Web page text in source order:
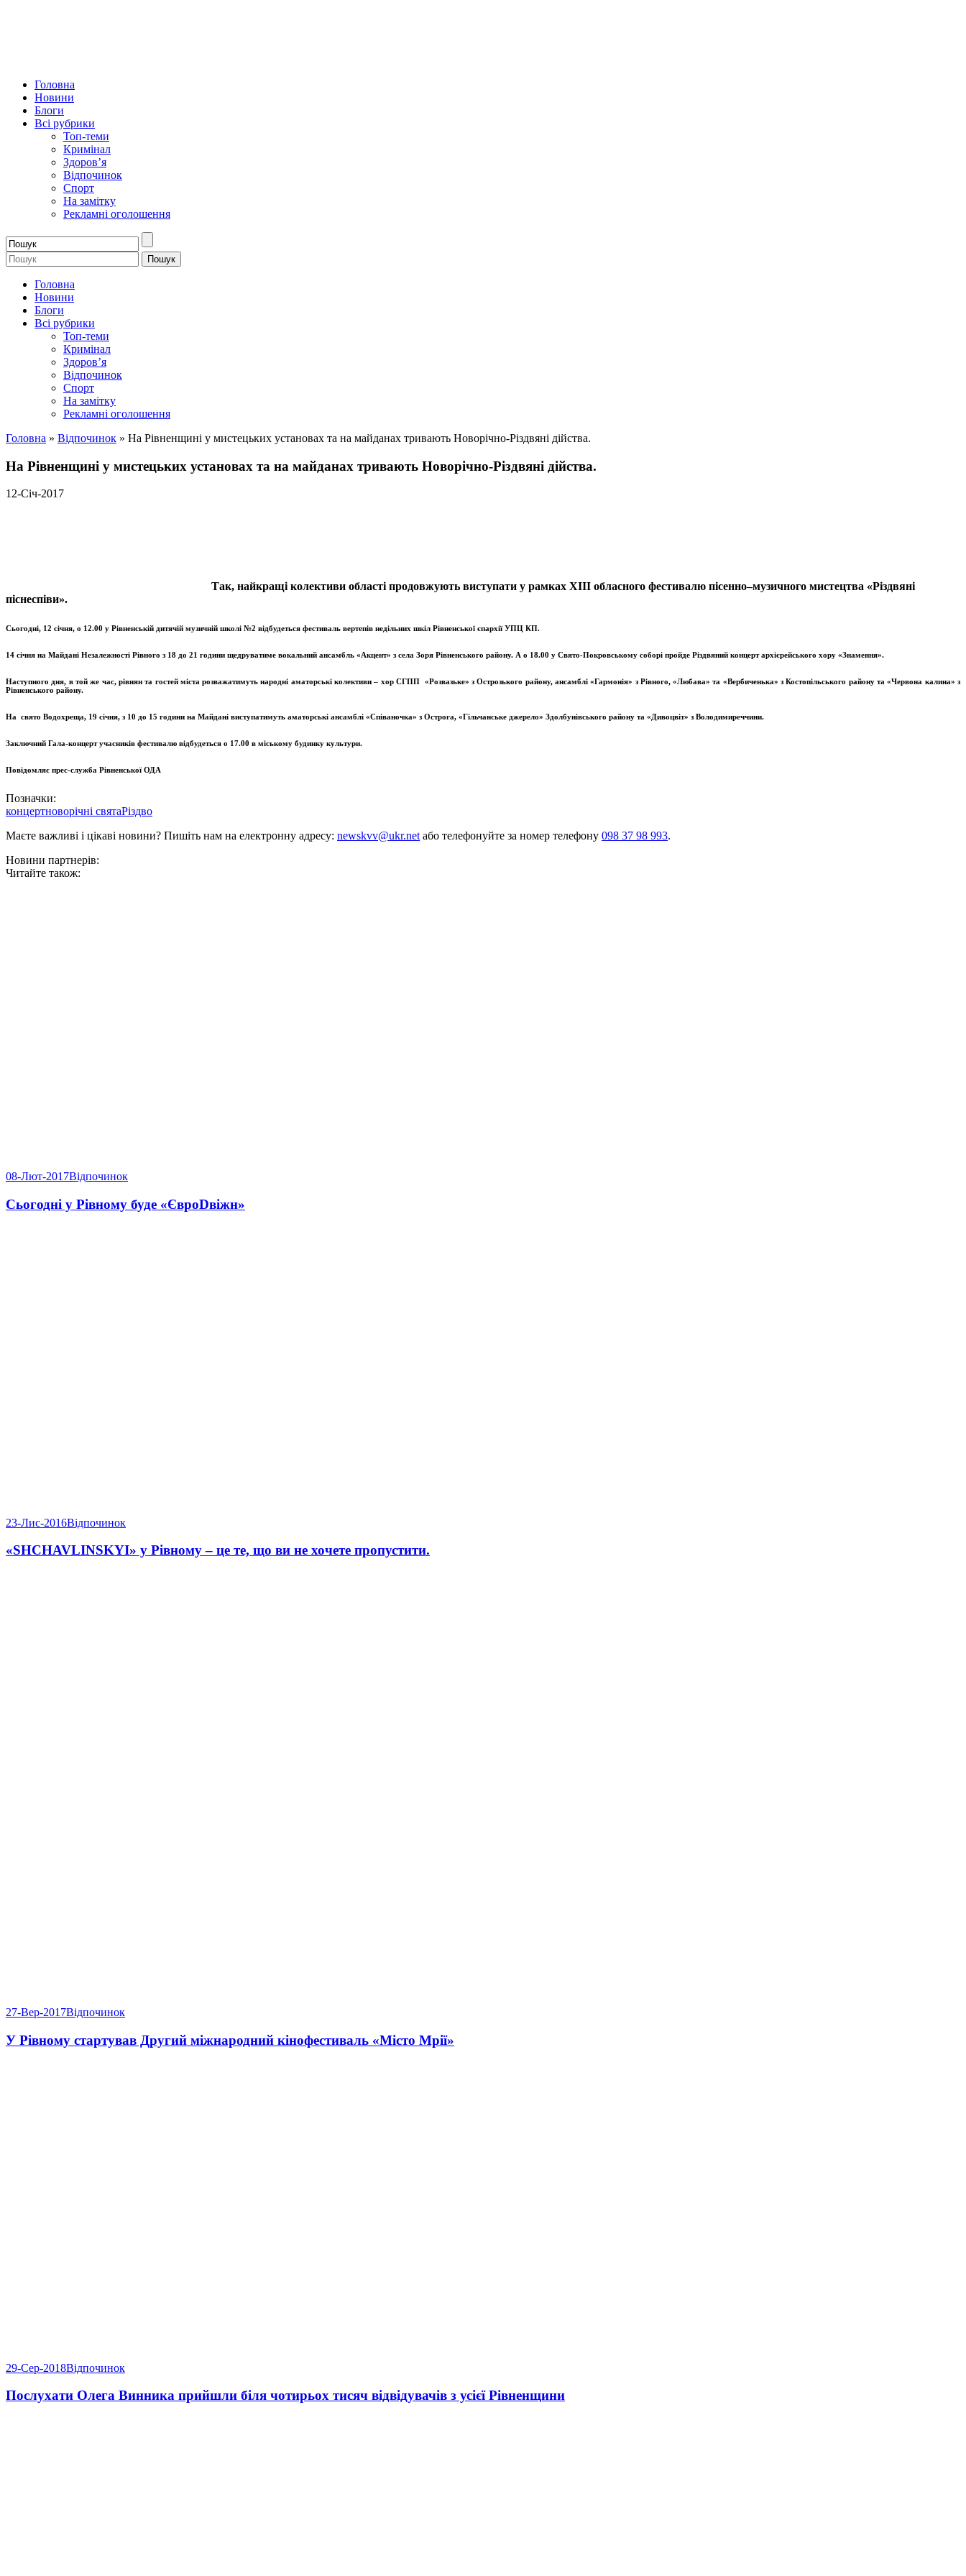
Головна
Новини
Блоги
Всі рубрики
Топ-теми
Кримінал
Здоров’я
Відпочинок
Спорт
На замітку
Рекламні оголошення
Головна
Новини
Блоги
Всі рубрики
Топ-теми
Кримінал
Здоров’я
Відпочинок
Спорт
На замітку
Рекламні оголошення
Головна » Відпочинок » На Рівненщині у мистецьких установах та на майданах тривають Новорічно-Різдвяні дійства.
На Рівненщині у мистецьких установах та на майданах тривають Новорічно-Різдвяні дійства.
12-Січ-2017
Так, найкращі колективи області продовжують виступати у рамках ХІІІ обласного фестивалю пісенно–музичного мистецтва «Різдвяні
піснеспіви».
Сьогодні, 12 січня, о 12.00 у Рівненській дитячій музичній школі №2 відбудеться фестиваль вертепів недільних шкіл Рівненської єпархії УПЦ КП.
14 січня на Майдані Незалежності Рівного з 18 до 21 години щедруватиме вокальний ансамбль «Акцент» з села Зоря Рівненського району. А о 18.00 у Свято-Покровському соборі пройде Різдвяний концерт архієрейського хору «Знамення».
Наступного дня, в той же час, рівнян та гостей міста розважатимуть народні аматорські колективи – хор СГПП «Розвазьке» з Острозького району, ансамблі «Гармонія» з Рівного, «Любава» та «Вербиченька» з Костопільського району та «Червона калина» з
Рівненського району.
На свято Водохреща, 19 січня, з 10 до 15 години на Майдані виступатимуть аматорські ансамблі «Співаночка» з Острога, «Гільчанське джерело» Здолбунівського району та «Дивоцвіт» з Володимиреччини.
Заключний Гала-концерт учасників фестивалю відбудеться о 17.00 в міському будинку культури.
Повідомляє прес-служба Рівненської ОДА
Позначки:
концертноворічні святаРіздво
Маєте важливі і цікаві новини? Пишіть нам на електронну адресу: newskvv@ukr.net або телефонуйте за номер телефону 098 37 98 993.
Новини партнерів:
Читайте також:
08-Лют-2017Відпочинок
Сьогодні у Рівному буде «ЄвроDвіжн»
23-Лис-2016Відпочинок
«SHCHAVLINSKYI» у Рівному – це те, що ви не хочете пропустити.
27-Вер-2017Відпочинок
У Рівному стартував Другий міжнародний кінофестиваль «Місто Мрії»
29-Сер-2018Відпочинок
Послухати Олега Винника прийшли біля чотирьох тисяч відвідувачів з усієї Рівненщини